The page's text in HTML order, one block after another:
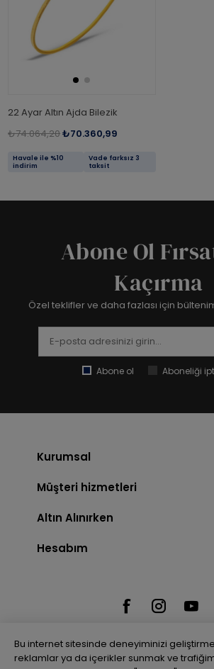
22 Ayar Altın Ajda Bilezik
₺74.064,20₺70.360,99
Havale ile %10
indirim
Vade farksız 3
taksit
Abone Ol
Kaçırma
Özel teklifler ve daha fazlası için
Abone ol Aboneliği
Kurumsal
Müşteri hizmetleri
Altın Alınırken
Hesabım
Bu internet sitesinde deneyiminizi
reklamlar ya da içerikler sunmak ve